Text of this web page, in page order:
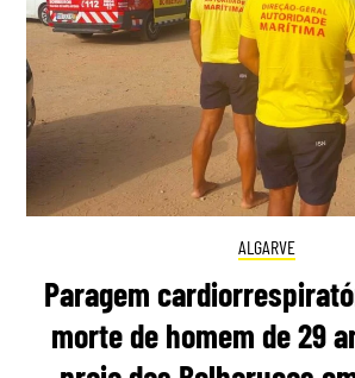
ALGARVE
Paragem
morte de homem de 29